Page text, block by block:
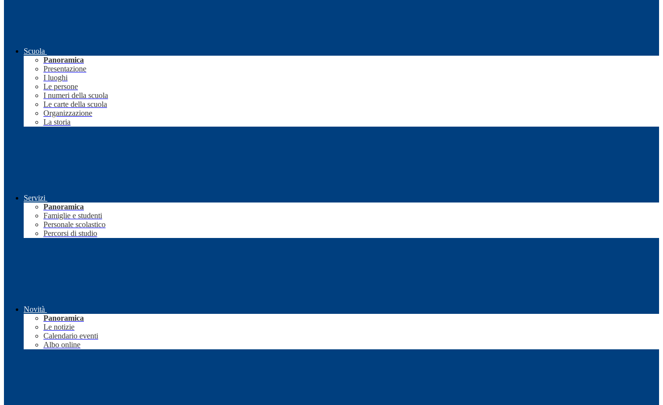
Scuola
Panoramica
Presentazione
I luoghi
Le persone
I numeri della scuola
Le carte della scuola
Organizzazione
La storia
Servizi
Panoramica
Famiglie e studenti
Personale scolastico
Percorsi di studio
Novità
Panoramica
Le notizie
Calendario eventi
Albo online